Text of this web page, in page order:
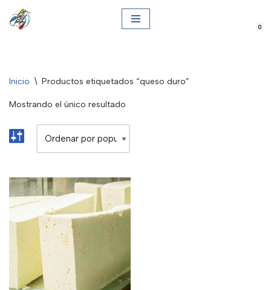
Saltar
0
Inicio \ Productos etiquetados “queso duro”
Mostrando el único resultado